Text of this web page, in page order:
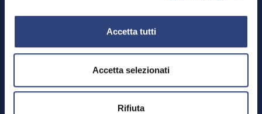
Accetta tutti
Accetta selezionati
Rifiuta